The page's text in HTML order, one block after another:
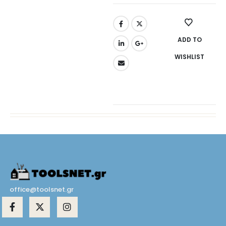
ADD TO
WISHLIST
office@toolsnet.gr